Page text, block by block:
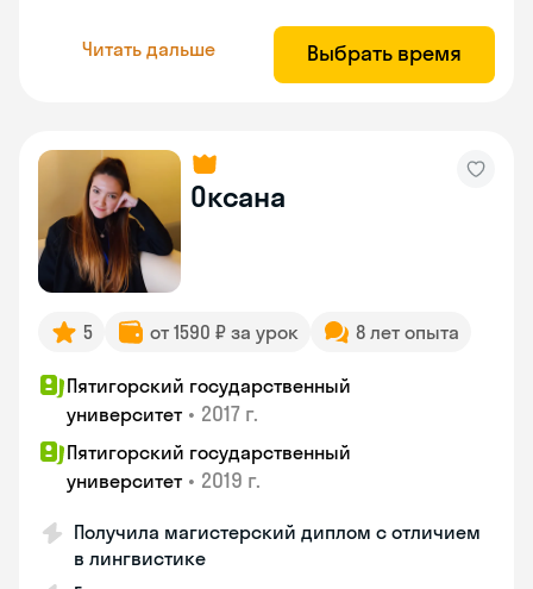
Читать дальше Выбрать время
Оксана
5 от 1590 ₽ за урок 8 лет опыта
Пятигорский государственный
университет • 2017 г.
Пятигорский государственный
университет • 2019 г.
Получила магистерский диплом с отличием
в лингвистике